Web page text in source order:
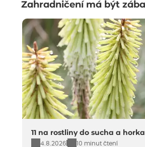
Zahradničení má být
11 na rostliny do sucha a horka
4.8.2026
10 minut čtení